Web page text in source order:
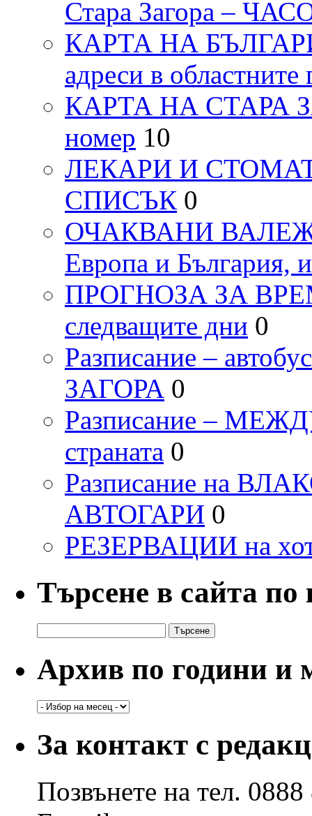
Стара Загора –
КАРТА НА
адреси в областните
КАРТА НА СТАРА
номер 10
ЛЕКАРИ И
СПИСЪК 0
ОЧАКВАНИ ВАЛЕЖИ
Европа и България,
ПРОГНОЗА ЗА
следващите дни 0
Разписание –
ЗАГОРА 0
Разписание –
страната 0
Разписание на
АВТОГАРИ 0
РЕЗЕРВАЦИИ на
Търсене в сайта
за:
Архив по години и
Архив
и
месеци
За контакт с
Позвънете на тел.